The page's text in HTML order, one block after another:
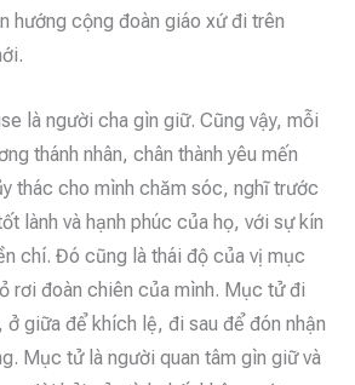
hướng cộng đoàn giáo xứ đi trên
là người cha gìn giữ. Cũng vậy, mỗi
thánh nhân, chân thành yêu mến
thác cho mình chăm sóc, nghĩ trước
lành và hạnh phúc của họ, với sự kín
chí. Đó cũng là thái độ của vị mục
rơi đoàn chiên của mình. Mục tử đi
giữa để khích lệ, đi sau để đón nhận
Mục tử là người quan tâm gìn giữ và